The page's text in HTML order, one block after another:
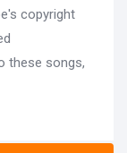
copyright
these songs,